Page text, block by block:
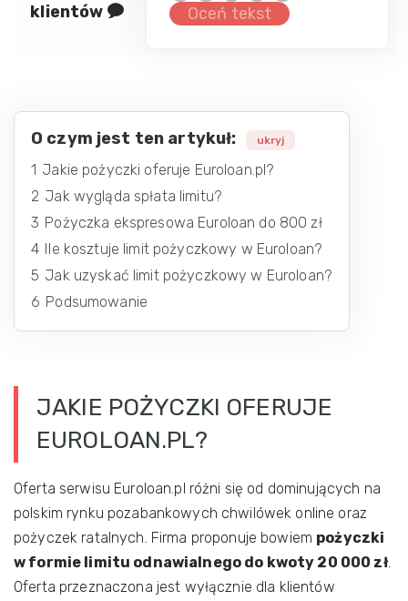
klientów
Oceń tekst
O czym jest ten artykuł: ukryj
1 Jakie pożyczki oferuje Euroloan.pl?
2 Jak wygląda spłata limitu?
3 Pożyczka ekspresowa Euroloan do 800 zł
4 Ile kosztuje limit pożyczkowy w Euroloan?
5 Jak uzyskać limit pożyczkowy w Euroloan?
6 Podsumowanie
JAKIE POŻYCZKI OFERUJE
EUROLOAN.PL?
Oferta serwisu Euroloan.pl różni się od dominujących na
polskim rynku pozabankowych chwilówek online oraz
pożyczek ratalnych. Firma proponuje bowiem pożyczki
w formie limitu odnawialnego do kwoty 20 000 zł.
Oferta przeznaczona jest wyłącznie dla klientów